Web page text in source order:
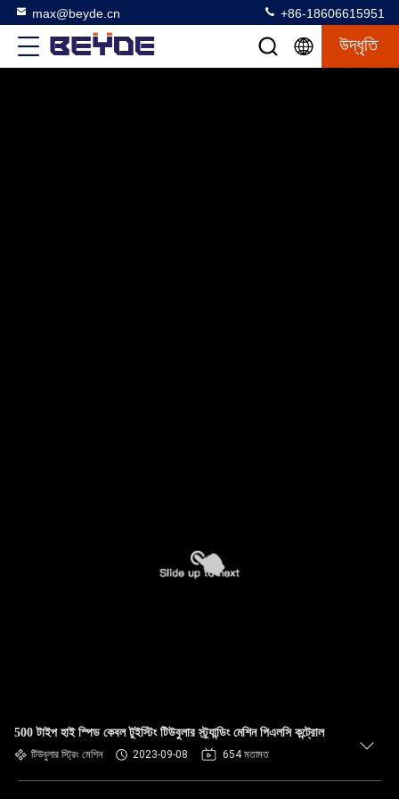
max@beyde.cn +86-18606615951
উদ্ধৃতি
500 টাইপ হাই স্পিড কেবল টুইস্টিং টিউবুলার স্ট্র্যান্ডিং মেশিন পিএলসি কন্ট্রোল
টিউবুলার স্ট্রিং মেশিন 2023-09-08 654 মতামত